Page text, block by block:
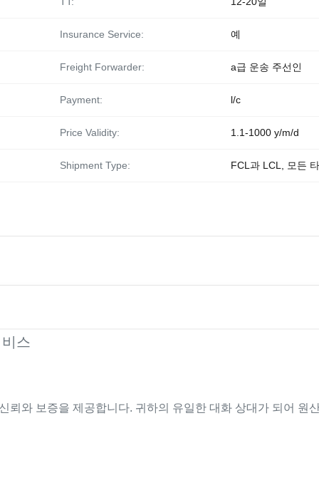
Insurance Service: 예
Freight Forwarder: a급 운송 주선인
Payment: l/c
Price Validity: 1.1-1000 y/m/d
Shipment Type: FCL과 LCL, 모든
스
와 보증을 제공합니다. 귀하의 유일한 대화 상대가 되어 원